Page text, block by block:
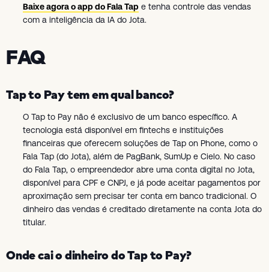
Baixe agora o app do Fala Tap e tenha controle das vendas
com a inteligência da IA do Jota.
FAQ
Tap to Pay tem em qual banco?
O Tap to Pay não é exclusivo de um banco específico. A
tecnologia está disponível em fintechs e instituições
financeiras que oferecem soluções de Tap on Phone, como o
Fala Tap (do Jota), além de PagBank, SumUp e Cielo. No caso
do Fala Tap, o empreendedor abre uma conta digital no Jota,
disponível para CPF e CNPJ, e já pode aceitar pagamentos por
aproximação sem precisar ter conta em banco tradicional. O
dinheiro das vendas é creditado diretamente na conta Jota do
titular.
Onde cai o dinheiro do Tap to Pay?